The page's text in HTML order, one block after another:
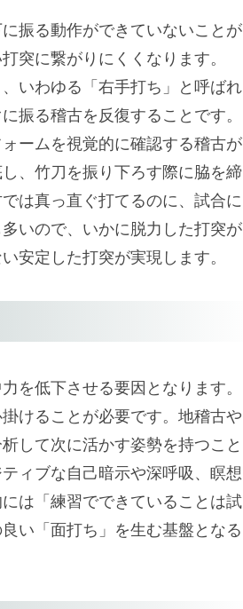
振る動作ができていないことが
突に繋がりにくくなります。
いわゆる「右手打ち」と呼ばれ
振る稽古を反復することです。
ームを視覚的に確認する稽古が
、竹刀を振り下ろす際に脇を締
は真っ直ぐ打てるのに、試合に
いので、いかに脱力した打突が
安定した打突が実現します。
を低下させる要因となります。
けることが必要です。地稽古や
して次に活かす姿勢を持つこと
ィブな自己暗示や深呼吸、瞑想
は「練習でできていることは試
い「面打ち」を生む基盤となる